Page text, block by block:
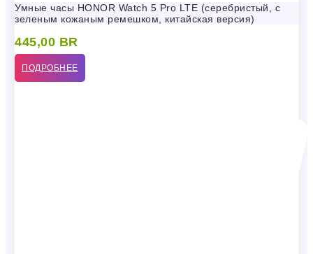
Умные часы HONOR Watch 5 Pro LTE (серебристый, с
зеленым кожаным ремешком, китайская версия)
445,00 BR
ПОДРОБНЕЕ